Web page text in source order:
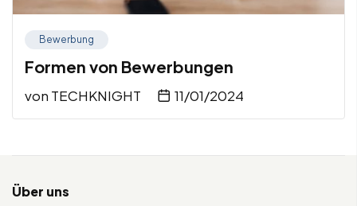
Bewerbung
Formen von Bewerbungen
von TECHKNIGHT 11/01/2024
Über uns